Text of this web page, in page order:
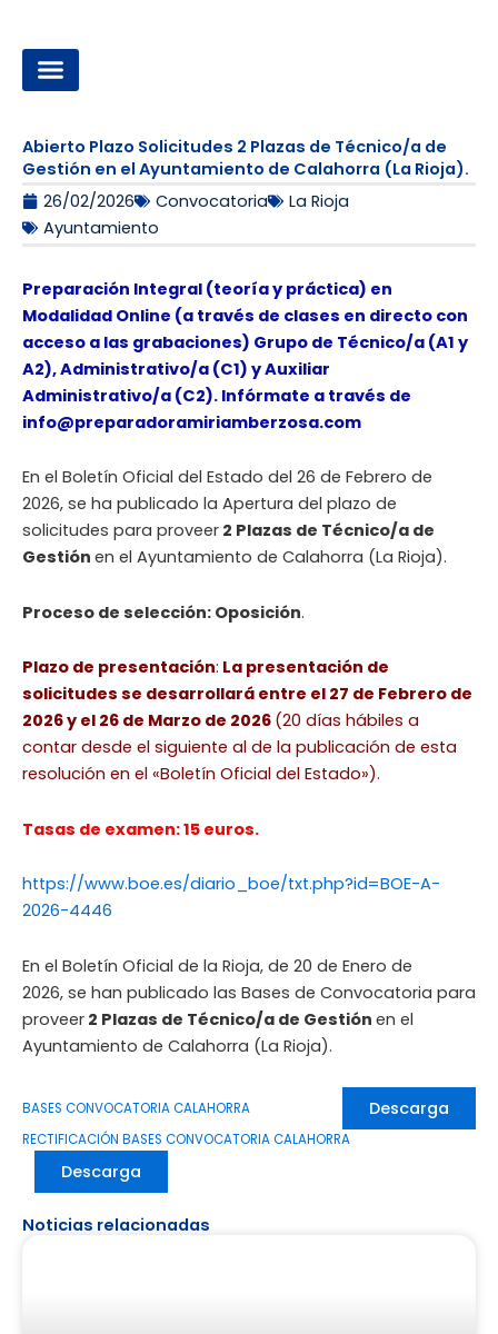
contenido
Abierto Plazo Solicitudes 2 Plazas de Técnico/a de
Gestión en el Ayuntamiento de Calahorra (La Rioja).
26/02/2026
Convocatoria
La Rioja
Ayuntamiento
Preparación Integral (teoría y práctica) en
Modalidad Online (a través de clases en directo con
acceso a las grabaciones) Grupo de Técnico/a (A1 y
A2), Administrativo/a (C1) y Auxiliar
Administrativo/a (C2). Infórmate a través de
info@preparadoramiriamberzosa.com
En el Boletín Oficial del Estado del 26 de Febrero de
2026, se ha publicado la Apertura del plazo de
solicitudes para proveer 2 Plazas de Técnico/a de
Gestión en el Ayuntamiento de Calahorra (La Rioja).
Proceso de selección: Oposición.
Plazo de presentación: La presentación de
solicitudes se desarrollará entre el 27 de Febrero de
2026 y el 26 de Marzo de 2026 (20 días hábiles a
contar desde el siguiente al de la publicación de esta
resolución en el «Boletín Oficial del Estado»).
Tasas de examen: 15 euros.
https://www.boe.es/diario_boe/txt.php?id=BOE-A-
2026-4446
En el Boletín Oficial de la Rioja, de 20 de Enero de
2026, se han publicado las Bases de Convocatoria para
proveer 2 Plazas de Técnico/a de Gestión en el
Ayuntamiento de Calahorra (La Rioja).
BASES CONVOCATORIA CALAHORRA Descarga
RECTIFICACIÓN BASES CONVOCATORIA CALAHORRA
Descarga
Noticias relacionadas